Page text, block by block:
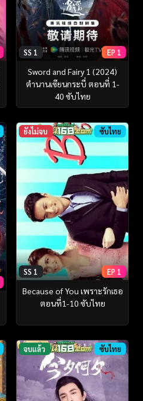
SS 1 EP 1
Sword and Fairy 1 (2024)
ตำนานเซียนกระบี่ ตอนที่ 1-
40 ซับไทย
ยังไม่จบ ซับไทย
SS 1 EP 1
Because of You เพราะรักเธอ
ตอนที่1-10 ซับไทย
จบแล้ว ซับไทย